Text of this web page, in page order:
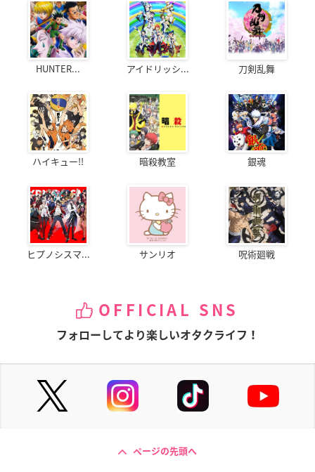
HUNTER... アイドリッシ... 刀剣乱舞
ハイキュー!! 暗殺教室 銀魂
ヒプノシスマ... サンリオ 呪術廻戦
OFFICIAL SNS
フォローしてより楽しいオタクライフ！
ページの先頭へ